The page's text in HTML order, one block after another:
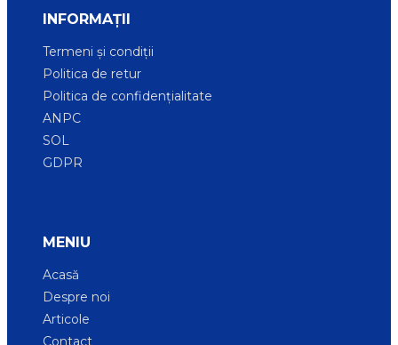
INFORMAȚII
Termeni și condiții
Politica de retur
Politica de confidențialitate
ANPC
SOL
GDPR
MENIU
Acasă
Despre noi
Articole
Contact